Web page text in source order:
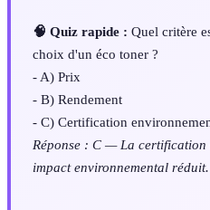
🧠 Quiz rapide : Quel critère
choix d'un éco toner ?
- A) Prix
- B) Rendement
- C) Certification
Réponse : C — La
impact environnemental réduit.